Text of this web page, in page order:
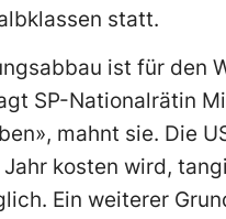
statt.
ist für den
SP-Nationalrätin
mahnt sie. Die
kosten wird,
Ein weiterer